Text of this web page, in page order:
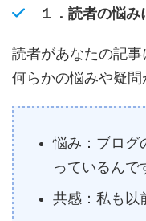
１． 読者の悩み
読者があなたの記
何らかの悩みや疑問
悩み：ブログ
っているんで
共感：私も以